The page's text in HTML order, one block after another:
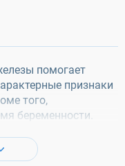
помогает
признаки
того,
беременности.